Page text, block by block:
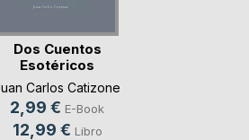
Dos Cuentos
Esotéricos
Carlos Catizone
2,99 € E-Book
12,99 € Libro